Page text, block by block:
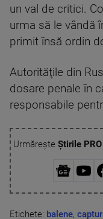
un val de critici.
urma să le vândă
primit însă ordin
Autorităţile din
dosare penale în
responsabile
Urmărește Știrile
Etichete: balene,